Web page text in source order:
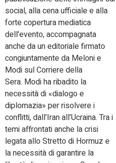
social, alla cena ufficiale e alla
forte copertura mediatica
dell’evento, accompagnata
anche da un editoriale firmato
congiuntamente da Meloni e
Modi sul Corriere della
Sera. Modi ha ribadito la
necessità di «dialogo e
diplomazia» per risolvere i
conflitti, dall’Iran all’Ucraina. Tra i
temi affrontati anche la crisi
legata allo Stretto di Hormuz e
la necessità di garantire la